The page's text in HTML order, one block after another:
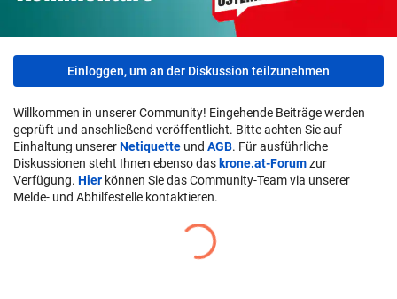
Einloggen, um an der Diskussion teilzunehmen
Willkommen in unserer Community! Eingehende Beiträge werden
geprüft und anschließend veröffentlicht. Bitte achten Sie auf
Einhaltung unsererNetiquette und AGB. Für ausführliche
Diskussionen steht Ihnen ebenso das krone.at-Forumzur
Verfügung. Hier können Sie das Community-Team via unserer
Melde- und Abhilfestelle kontaktieren.